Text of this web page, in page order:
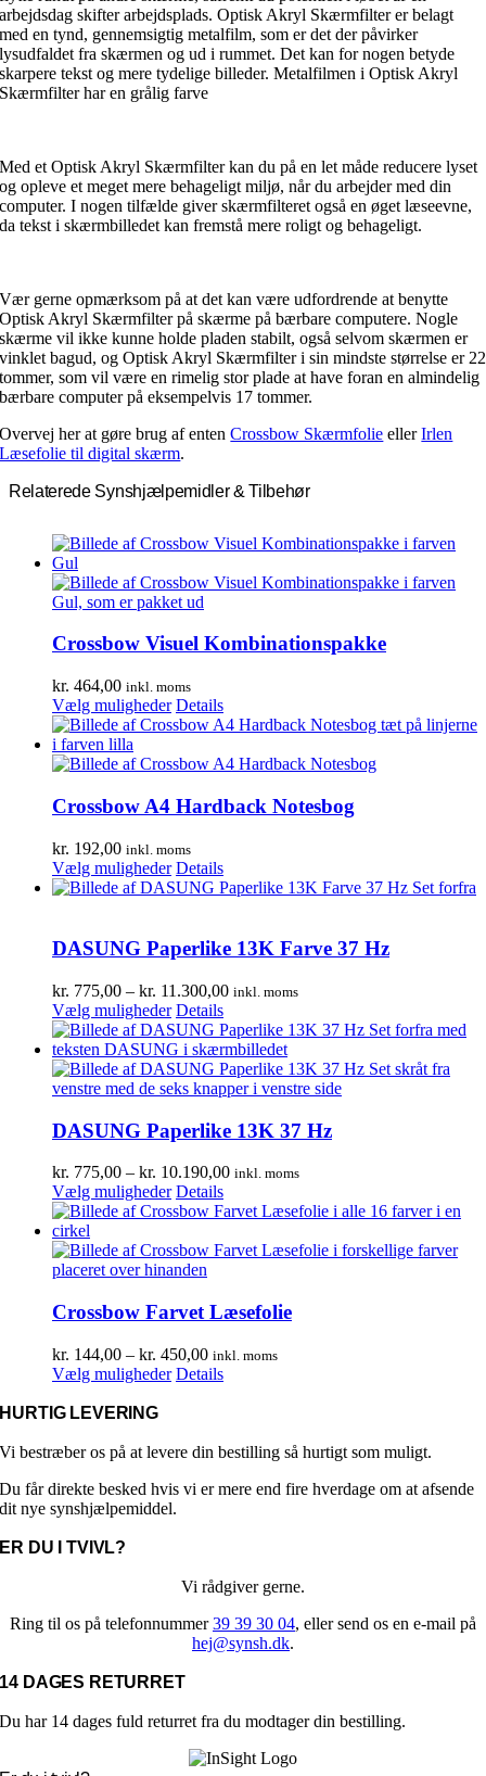
arbejdsdag skifter arbejdsplads. Optisk Akryl Skærmfilter er belagt
med en tynd, gennemsigtig metalfilm, som er det der påvirker
lysudfaldet fra skærmen og ud i rummet. Det kan for nogen betyde
skarpere tekst og mere tydelige billeder. Metalfilmen i Optisk Akryl
Skærmfilter har en grålig farve
Med et Optisk Akryl Skærmfilter kan du på en let måde reducere lyset
og opleve et meget mere behageligt miljø, når du arbejder med din
computer. I nogen tilfælde giver skærmfilteret også en øget læseevne,
da tekst i skærmbilledet kan fremstå mere roligt og behageligt.
Vær gerne opmærksom på at det kan være udfordrende at benytte
Optisk Akryl Skærmfilter på skærme på bærbare computere. Nogle
skærme vil ikke kunne holde pladen stabilt, også selvom skærmen er
vinklet bagud, og Optisk Akryl Skærmfilter i sin mindste størrelse er 22
tommer, som vil være en rimelig stor plade at have foran en almindelig
bærbare computer på eksempelvis 17 tommer.
Overvej her at gøre brug af entenCrossbow Skærmfolie ellerIrlen
Læsefolie til digital skærm.
Relaterede Synshjælpemidler & Tilbehør
Crossbow Visuel Kombinationspakke
kr. 464,00 inkl. moms
Vælg muligheder Dette
vare
flere
Mulighederne
kan
på
varesiden
Details
Crossbow A4 Hardback Notesbog
kr. 192,00 inkl. moms
Vælg muligheder Dette
vare
varianter.
Mulighederne
kan
vælges
på
varesiden
Details
DASUNG Paperlike 13K Farve 37 Hz
kr. 775,00 – kr. 11.300,00Prisinterval:
til
kr. 11.300,00
inkl. moms
Vælg muligheder Dette
vare
har
flere
varianter.
kan
vælges
på
varesiden
Details
DASUNG Paperlike 13K 37 Hz
kr. 775,00 – kr. 10.190,00Prisinterval:
til
inkl. moms
Vælg muligheder Dette
vare
flere
varianter.
kan
vælges
på
varesiden
Details
Crossbow Farvet Læsefolie
kr. 144,00 – kr. 450,00Prisinterval:
kr. 144,00
inkl. moms
Vælg muligheder Dette
varianter.
kan
vælges
Details
HURTIG LEVERING
Vi bestræber os på at levere din bestilling så hurtigt som muligt.
Du får direkte besked hvis vi er mere end fire hverdage om at afsende
dit nye synshjælpemiddel.
ER DU I TVIVL?
Vi rådgiver gerne.
Ring til os på telefonnummer39 39 30 04, eller send os en e-mail på
hej@synsh.dk.
14 DAGES RETURRET
Du har 14 dages fuld returret fra du modtager din bestilling.